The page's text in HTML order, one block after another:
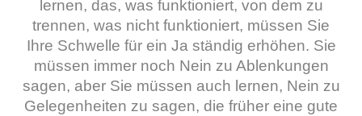
lernen, das, was funktioniert, von dem zu
trennen, was nicht funktioniert, müssen Sie
Ihre Schwelle für ein Ja ständig erhöhen. Sie
müssen immer noch Nein zu Ablenkungen
sagen, aber Sie müssen auch lernen, Nein zu
Gelegenheiten zu sagen, die früher eine gute